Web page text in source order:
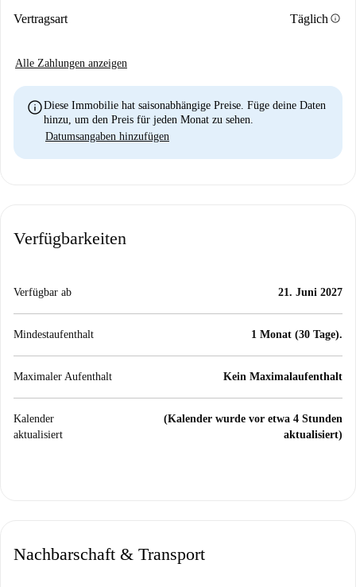
Vertragsart Täglich info
Alle Zahlungen anzeigen
infoDiese Immobilie hat saisonabhängige Preise. Füge deine Daten
hinzu, um den Preis für jeden Monat zu sehen.
Datumsangaben hinzufügen
Verfügbarkeiten
Verfügbar ab 21. Juni 2027
Mindestaufenthalt 1 Monat (30 Tage).
Maximaler Aufenthalt Kein Maximalaufenthalt
Kalender
aktualisiert
(Kalender wurde vor etwa 4 Stunden
aktualisiert)
Nachbarschaft & Transport